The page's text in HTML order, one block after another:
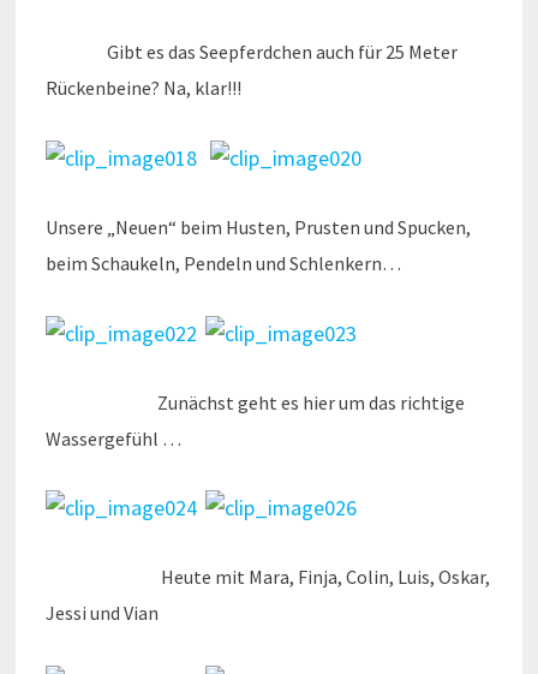
Gibt es das Seepferdchen auch für 25 Meter
Rückenbeine? Na, klar!!!
Unsere „Neuen“ beim Husten, Prusten und Spucken,
beim Schaukeln, Pendeln und Schlenkern…
Zunächst geht es hier um das richtige
Wassergefühl …
Heute mit Mara, Finja, Colin, Luis, Oskar,
Jessi und Vian